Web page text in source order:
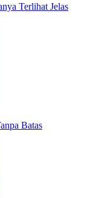
Terlihat Jelas
Batas